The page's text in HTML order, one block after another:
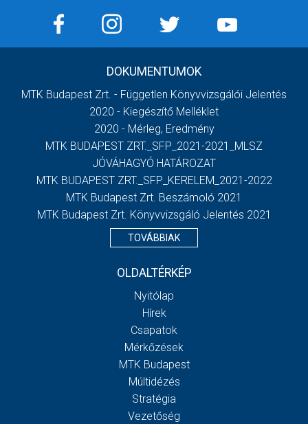
DOKUMENTUMOK
MTK Budapest Zrt. - Független Könyvvizsgálói Jelentés
2020 - Kiegészítő Melléklet
2020 - Mérleg, Eredmény
MTK BUDAPEST ZRT._SFP_2021-2021_MLSZ
JÓVÁHAGYÓ HATÁROZAT
MTK BUDAPEST ZRT._SFP_KERELEM_2021-2022
MTK Budapest Zrt. Beszámoló 2021
MTK Budapest Zrt. Könyvvizsgáló Jelentés 2021
TOVÁBBIAK
OLDALTÉRKÉP
Nyitólap
Hírek
Csapatok
Mérkőzések
MTK Budapest
Múltidézés
Stratégia
Vezetőség